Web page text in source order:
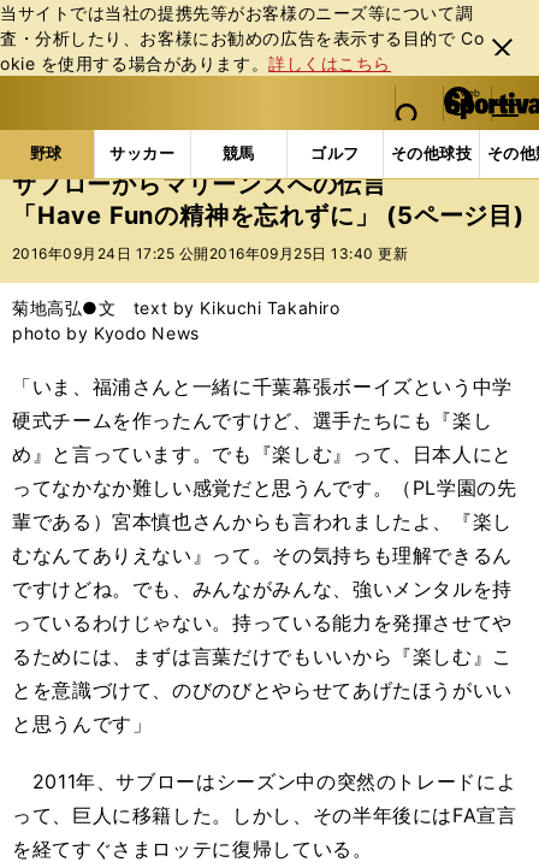
当サイトでは当社の提携先等がお客様のニーズ等について調
査・分析したり、お客様にお勧めの広告を表⽰する⽬的で Co
okie を使⽤する場合があります。詳しくはこちら
閉じ
る
web Sportiva (webスポルティーバ)
検索
マイペ
ー
ジ
メニュ
野球 サッカー 競馬 ゴルフ その他球技 その
b
ス
ポ
ル
バ
野球の記事一覧 プロ野球 サブローからマリーンズ
サブローからマリーンズへの伝言
「Have Funの精神を忘れずに」 (5ページ目)
2016年09月24日 17:25 公開 2016年09月25日 13:40 更新
菊地高弘●文 text by Kikuchi Takahiro
photo by Kyodo News
「いま、福浦さんと一緒に千葉幕張ボーイズという中学
硬式チームを作ったんですけど、選手たちにも『楽し
め』と言っています。でも『楽しむ』って、日本人にと
ってなかなか難しい感覚だと思うんです。（PL学園の先
輩である）宮本慎也さんからも言われましたよ、『楽し
むなんてありえない』って。その気持ちも理解できるん
ですけどね。でも、みんながみんな、強いメンタルを持
っているわけじゃない。持っている能力を発揮させてや
るためには、まずは言葉だけでもいいから『楽しむ』こ
とを意識づけて、のびのびとやらせてあげたほうがいい
と思うんです」
2011年、サブローはシーズン中の突然のトレードによ
って、巨人に移籍した。しかし、その半年後にはFA宣言
を経てすぐさまロッテに復帰している。